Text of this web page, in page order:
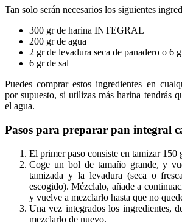
Tan solo serán necesarios los siguientes
300 gr de harina INTEGRAL
200 gr de agua
2 gr de levadura seca de panadero o 6
6 gr de sal
Puedes comprar estos ingredientes en
por supuesto, si utilizas más harina tendrás
el agua.
Pasos para preparar pan integral
El primer paso consiste en tamizar 150
Coge un bol de tamaño grande, y
tamizada y la levadura (seca o
escogido). Mézclalo, añade a
y vuelve a mezclarlo hasta que no
Una vez integrados los ingredientes,
mezclarlo de nuevo.